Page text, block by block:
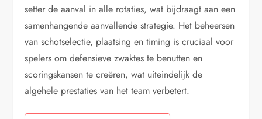
setter de aanval in alle rotaties, wat bijdraagt aan een
samenhangende aanvallende strategie. Het beheersen
van schotselectie, plaatsing en timing is cruciaal voor
spelers om defensieve zwaktes te benutten en
scoringskansen te creëren, wat uiteindelijk de
algehele prestaties van het team verbetert.